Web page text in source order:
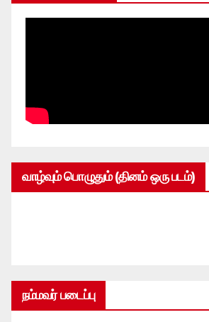
வாழ்வும் பொழுதும் (தினம் ஒரு படம்)
நம்மவர் படைப்பு